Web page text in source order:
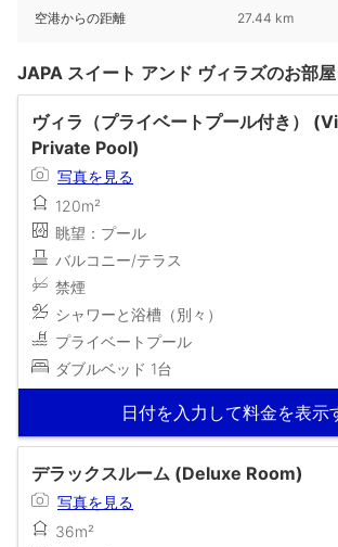
空港からの距離 27.44 km
JAPA スイート アンド ヴィラズのお部
ヴィラ（プライベートプール付き）
Private Pool)
写真を見る
120m²
眺望：プール
バルコニー/テラス
禁煙
シャワーと浴槽（別々）
プライベートプール
ダブルベッド 1台
日付を入力して料金を表示
デラックスルーム (Deluxe Room)
写真を見る
36m²